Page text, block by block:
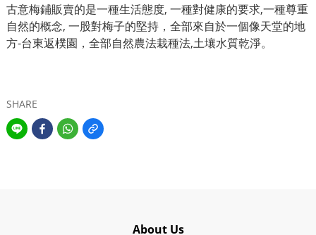
古意梅鋪販賣的是一種生活態度, 一種對健康的要求,一種尊重
自然的概念, 一股對梅子的堅持，全部來自於一個像天堂的地
方-台東返樸園，全部自然農法栽種法,土壤水質乾淨。
SHARE
About Us